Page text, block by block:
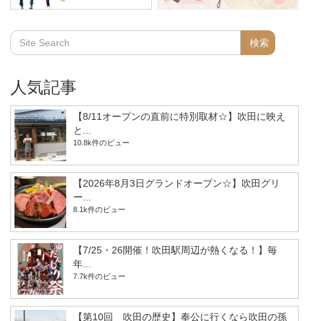
人気記事
【8/11オープンの直前に特別取材☆】吹田に映え
と...
10.8k件のビュー
【2026年8月3日グランドオープン☆】吹田グリ
ー...
8.1k件のビュー
【7/25・26開催！吹田駅周辺が熱くなる！】毎
年...
7.7k件のビュー
【第10回 吹田の歴史】奉公に行くなら吹田の孫